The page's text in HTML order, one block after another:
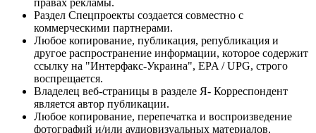
Раздел Спецпроекты создается совместно с
коммерческими партнерами.
Любое копирование, публикация, републикация и
другое распространение информации, которое содержит
ссылку на "Интерфакс-Украина", EPA / UPG, строго
воспрещается.
Владелец веб-страницы в разделе Я- Корреспондент
является автор публикации.
Любое копирование, перепечатка и воспроизведение
фотографий и/или аудиовизуальных материалов,